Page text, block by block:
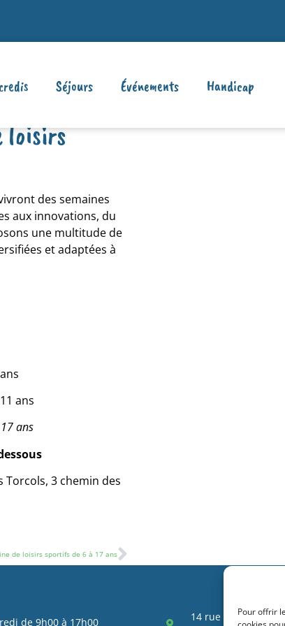
Pour offrir
Séjours Événements Handicap
loisirs
des semaines
aux innovations, du
une multitude de
et adaptées à
ans
ans
Torcols, 3 chemin des
de loisirs sportifs de 6 à 17 ans
de 9h00 à 17h00
14 rue violet,